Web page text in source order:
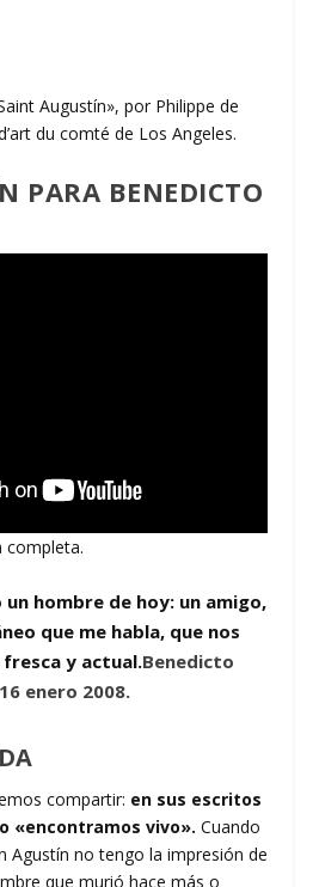
Augustín», por Philippe de
du comté de Los Angeles.
PARA BENEDICTO
completa.
hombre de hoy: un amigo,
que me habla, que nos
y actual.Benedicto
enero 2008.
compartir: en sus escritos
«encontramos vivo». Cuando
Agustín no tengo la impresión de
que murió hace más o